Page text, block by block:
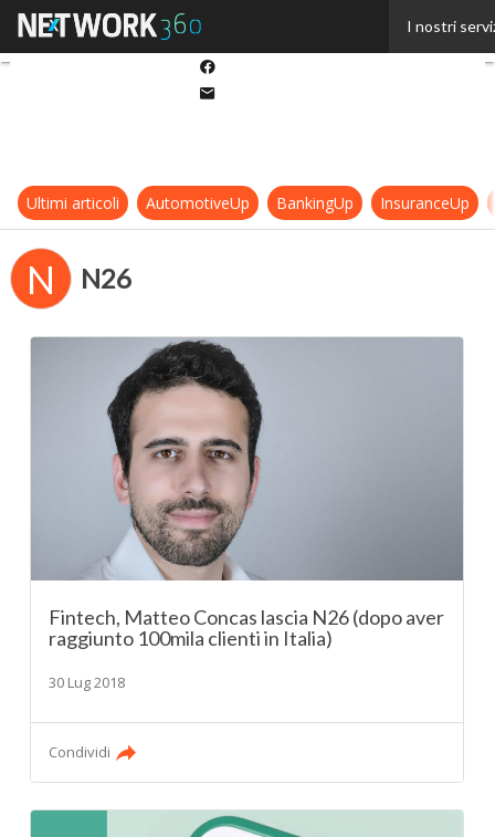
I nostri
Ultimi articoli AutomotiveUp BankingUp InsuranceUp
N N26
Fintech, Matteo Concas lascia N26 (dopo aver
raggiunto 100mila clienti in Italia)
30 Lug 2018
Condividi